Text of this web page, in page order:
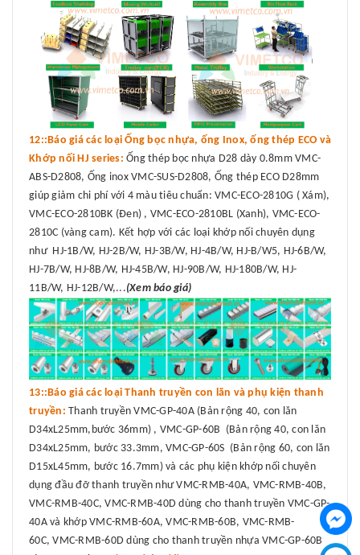
12::Báo giá các loại Ống bọc nhựa, ống Inox, ống thép ECO và
Khớp nối HJ series: Ống thép bọc nhựa D28 dày 0.8mm VMC-
ABS-D2808, Ống inox VMC-SUS-D2808, Ống thép ECO D28mm
giúp giảm chi phí với 4 màu tiêu chuẩn: VMC-ECO-2810G ( Xám),
VMC-ECO-2810BK (Đen) , VMC-ECO-2810BL (Xanh), VMC-ECO-
2810C (vàng cam). Kết hợp với các loại khớp nối chuyên dụng
như HJ-1B/W, HJ-2B/W, HJ-3B/W, HJ-4B/W, HJ-B/W5, HJ-6B/W,
HJ-7B/W, HJ-8B/W, HJ-45B/W, HJ-90B/W, HJ-180B/W, HJ-
11B/W, HJ-12B/W,...(Xem báo giá)
13::Báo giá các loại Thanh truyền con lăn và phụ kiện thanh
truyền: Thanh truyền VMC-GP-40A (Bản rộng 40, con lăn
D34xL25mm,bước 36mm) , VMC-GP-60B (Bản rộng 40, con lăn
D34xL25mm, bước 33.3mm, VMC-GP-60S (Bản rộng 60, con lăn
D15xL45mm, bước 16.7mm) và các phụ kiện khớp nối chuyên
dụng đầu đỡ thanh truyền như VMC-RMB-40A, VMC-RMB-40B,
VMC-RMB-40C, VMC-RMB-40D dùng cho thanh truyền VMC-GP-
40A và khớp VMC-RMB-60A, VMC-RMB-60B, VMC-RMB-
60C, VMC-RMB-60D dùng cho thanh truyền nhựa VMC-GP-60B